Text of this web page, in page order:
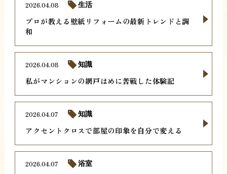
プロが教える壁紙リフォームの最新トレンドと調
和
2026.04.08 生活
私がマンションの網戸はめに苦戦した体験記
2026.04.08 知識
アクセントクロスで部屋の印象を自分で変える
2026.04.07 知識
2026.04.07 浴室